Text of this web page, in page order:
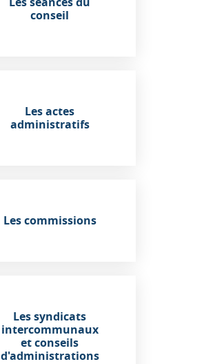
conseil
Les actes
administratifs
Les commissions
Les syndicats
intercommunaux
et conseils
d'administrations